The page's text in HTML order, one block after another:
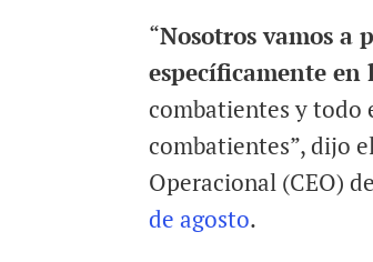
“Nosotros vamos a
específicamente
combatientes y todo
combatientes”, dijo
Operacional (CEO)
de agosto.